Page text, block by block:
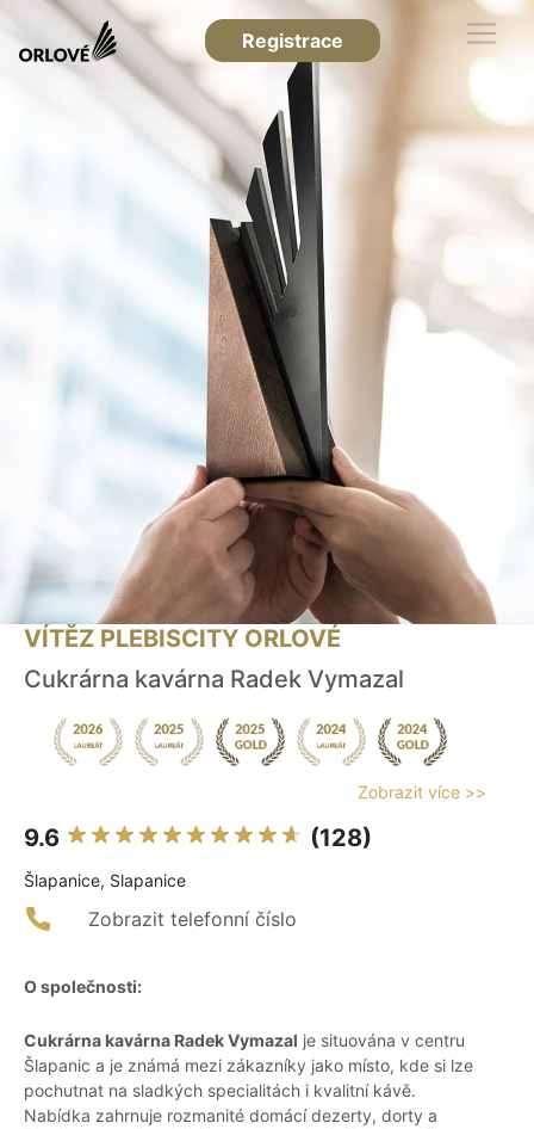
Registrace
VÍTĚZ PLEBISCITY ORLOVÉ
Cukrárna kavárna Radek Vymazal
Zobrazit více >>
9.6 (128)
Šlapanice, Slapanice
Zobrazit telefonní číslo
O společnosti:
Cukrárna kavárna Radek Vymazal je situována v centru
Šlapanic a je známá mezi zákazníky jako místo, kde si lze
pochutnat na sladkých specialitách i kvalitní kávě.
Nabídka zahrnuje rozmanité domácí dezerty, dorty a